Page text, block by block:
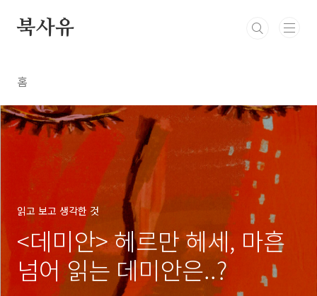
북사유
홈
읽고 보고 생각한 것
<데미안> 헤르만 헤세, 마흔
넘어 읽는 데미안은..?